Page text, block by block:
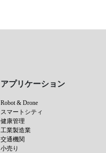
アプリケーション
Robot & Drone
スマートシティ
健康管理
工業製造業
交通機関
小売り